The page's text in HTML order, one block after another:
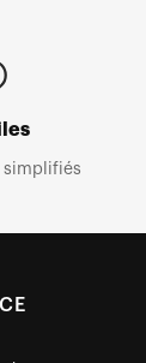
simplifiés